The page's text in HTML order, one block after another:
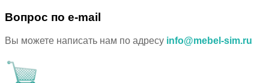
Вопрос по e-mail
Вы можете написать нам по адресу info@mebel-sim.ru